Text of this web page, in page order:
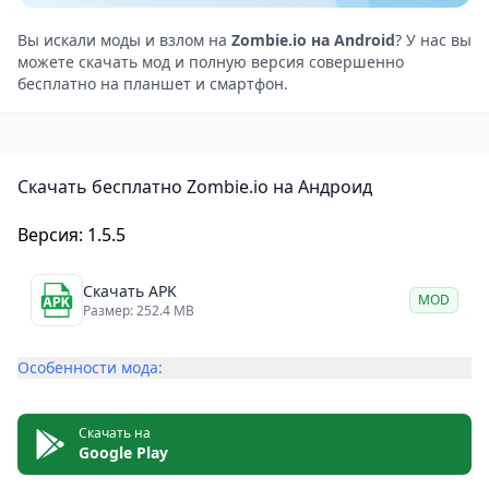
вашем пути и вербуйте их в свою команду! Каждый
герой обладает уникальными специальными
навыками. Повышайте уровень героев и выберите
правильную боевую стратегию для победы над
мир с элементами roguelike, где каждая игра
Открывайте новые умения, главы и испытания по
мере прохождения. Приспосабливайтесь,
разрабатывайте стратегии и преодолевайте
Сражайтесь бок о бок с друзьями: заводите новых
приключения. Создайте гильдию вместе с друзьями
и, бросая вызов могущественным боссам,
Вы искали моды и взлом на Zombie.io на Android? У нас вы
можете скачать мод и полную версия совершенно
бесплатно на планшет и смартфон.
Скачать бесплатно Zombie.io на Андроид
Версия: 1.5.5
Скачать APK
Размер: 252.4 MB
MOD
Особенности мода:
Скачать на
Google Play